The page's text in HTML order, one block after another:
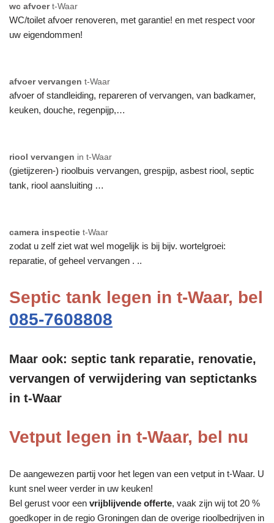
wc afvoer t-Waar
WC/toilet afvoer renoveren, met garantie! en met respect voor
uw eigendommen!
afvoer vervangen t-Waar
afvoer of standleiding, repareren of vervangen, van badkamer,
keuken, douche, regenpijp,…
riool vervangen in t-Waar
(gietijzeren-) rioolbuis vervangen, grespijp, asbest riool, septic
tank, riool aansluiting …
camera inspectie t-Waar
zodat u zelf ziet wat wel mogelijk is bij bijv. wortelgroei:
reparatie, of geheel vervangen . ..
Septic tank legen in t-Waar, bel
085-7608808
Maar ook: septic tank reparatie, renovatie,
vervangen of verwijdering van septictanks
in t-Waar
Vetput legen in t-Waar, bel nu
De aangewezen partij voor het legen van een vetput in t-Waar. U
kunt snel weer verder in uw keuken!
Bel gerust voor een vrijblijvende offerte, vaak zijn wij tot 20 %
goedkoper in de regio Groningen dan de overige rioolbedrijven in